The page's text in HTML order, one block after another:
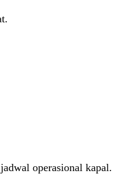
operasional kapal.